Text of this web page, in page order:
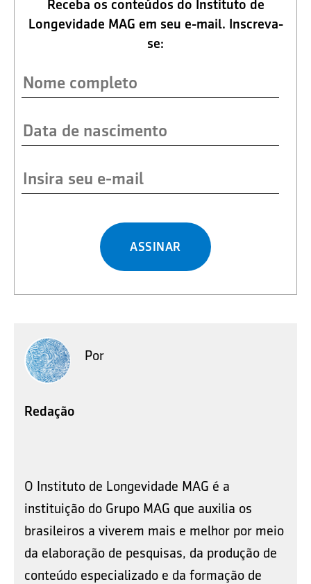
Receba os conteúdos do Instituto de
Longevidade MAG em seu e-mail. Inscreva-
se:
ASSINAR
Por
Redação
O Instituto de Longevidade MAG é a
instituição do Grupo MAG que auxilia os
brasileiros a viverem mais e melhor por meio
da elaboração de pesquisas, da produção de
conteúdo especializado e da formação de